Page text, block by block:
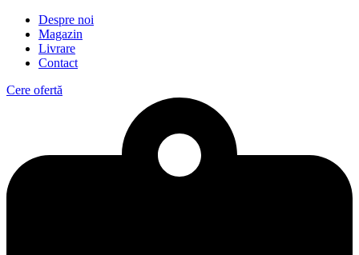
Despre noi
Magazin
Livrare
Contact
Cere ofertă